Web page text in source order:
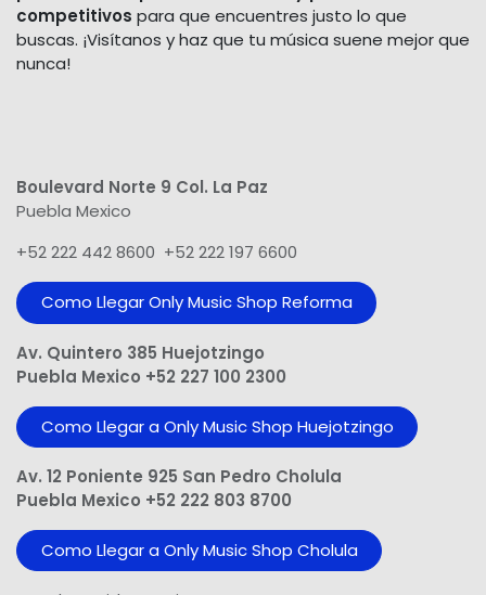
competitivos para que encuentres justo lo que
buscas. ¡Visítanos y haz que tu música suene mejor que
nunca!
Boulevard Norte 9 Col. La Paz
Puebla Mexico
+52 222 442 8600 +52 222 197 6600
Como Llegar Only Music Shop​ Reforma
Av. Quintero 385 Huejotzingo
Puebla Mexico +52 227 100 2300
Como Llegar a Only Music Shop Huejotzingo
Av. 12 Poniente 925 San Pedro Cholula
Puebla Mexico +52 222 803 8700
Como Llegar a Only Music Shop Cholula